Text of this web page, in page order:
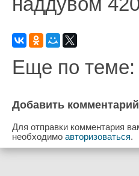
Еще по теме:
Добавить комментарий
Для отправки комментария
необходимо авторизоваться.